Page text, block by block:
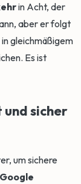
in Acht, der
aber er folgt
gleichmäßigem
Es ist
sicher
um sichere
Google